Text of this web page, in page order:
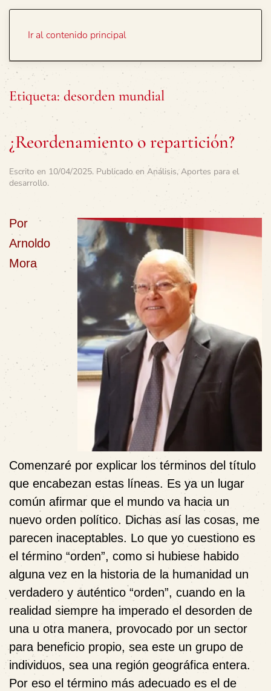
Ir al contenido principal
Etiqueta: desorden mundial
¿Reordenamiento o repartición?
Escrito en 10/04/2025. Publicado en Análisis, Aportes para el
desarrollo.
Por
Arnoldo
Mora
Comenzaré por explicar los términos del título
que encabezan estas líneas. Es ya un lugar
común afirmar que el mundo va hacia un
nuevo orden político. Dichas así las cosas, me
parecen inaceptables. Lo que yo cuestiono es
el término “orden”, como si hubiese habido
alguna vez en la historia de la humanidad un
verdadero y auténtico “orden”, cuando en la
realidad siempre ha imperado el desorden de
una u otra manera, provocado por un sector
para beneficio propio, sea este un grupo de
individuos, sea una región geográfica entera.
Por eso el término más adecuado es el de